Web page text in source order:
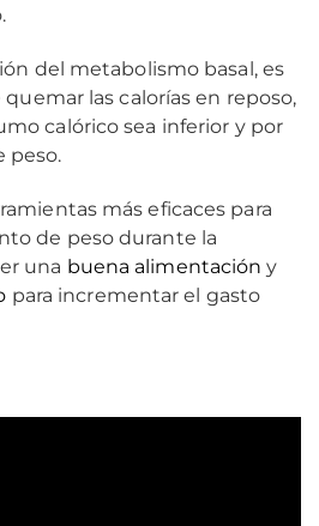
del metabolismo basal, es
las calorías en reposo,
calórico sea inferior y por
peso.
más eficaces para
de peso durante la
una buena alimentación y
para incrementar el gasto